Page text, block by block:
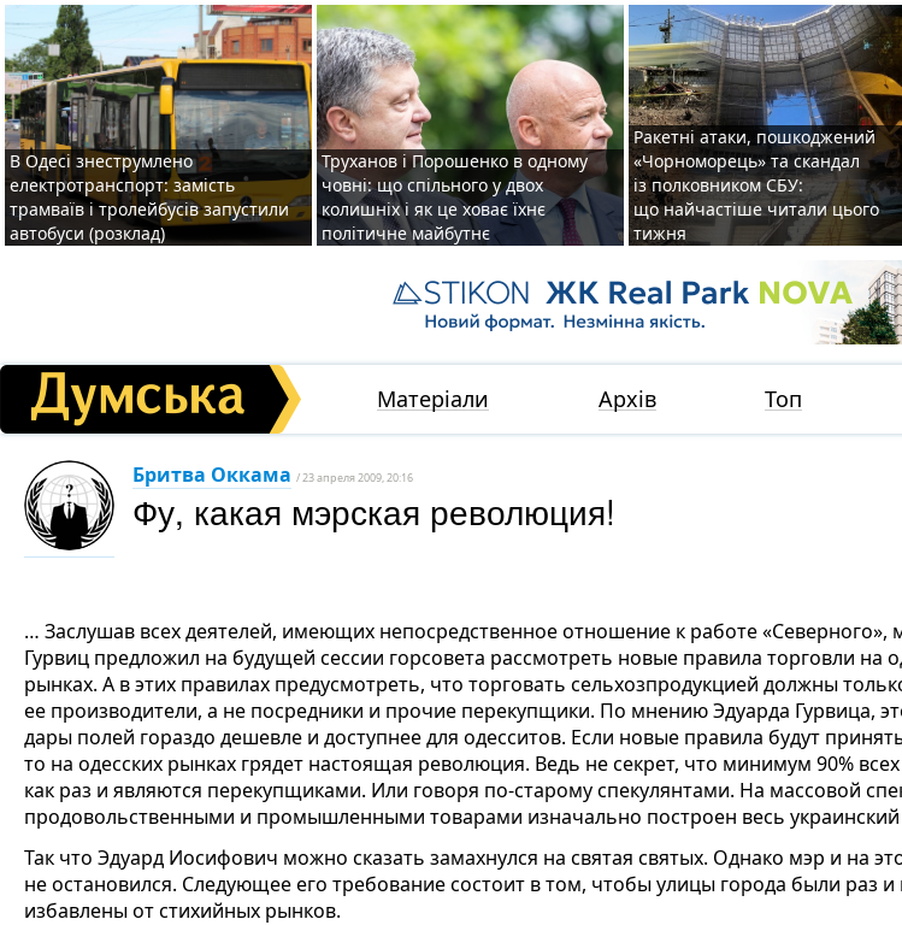
В Одесі знеструмлено
електротранспорт: замість
трамваїв і тролейбусів запустили
автобуси (розклад)
Труханов і Порошенко в одному
човні: що спільного у двох
колишніх і як це ховає їхнє
політичне майбутнє
Ракетні атаки, пошкоджений
«Чорноморець» та скандал
із полковником СБУ:
що найчастіше читали цього
тижня
Матеріали Архів Топ
Бритва Оккама / 23 апреля 2009, 20:16
Фу, какая мэрская революция!
… Заслушав всех деятелей, имеющих непосредственное отношение к работе «Северного»,
Гурвиц предложил на будущей сессии горсовета рассмотреть новые правила торговли на
рынках. А в этих правилах предусмотреть, что торговать сельхозпродукцией должны
ее производители, а не посредники и прочие перекупщики. По мнению Эдуарда Гурвица,
дары полей гораздо дешевле и доступнее для одесситов. Если новые правила будут
то на одесских рынках грядет настоящая революция. Ведь не секрет, что минимум 90%
как раз и являются перекупщиками. Или говоря по-старому спекулянтами. На массовой
продовольственными и промышленными товарами изначально построен весь украинский
Так что Эдуард Иосифович можно сказать замахнулся на святая святых. Однако мэр и на
не остановился. Следующее его требование состоит в том, чтобы улицы города были раз и
избавлены от стихийных рынков.